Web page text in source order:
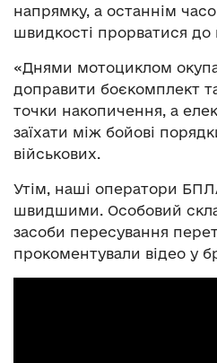
напрямку, а останнім
швидкості прорватися
«Днями мотоциклом
доправити боєкомплект
точки накопичення, а
заїхати між бойові
військових.
Утім, наші оператори
швидшими. Особовий
засоби пересування
прокоментували відео у